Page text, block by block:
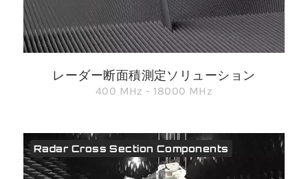
レーダー断面積測定ソリューション
400 MHz - 18000 MHz
Radar Cross Section Components